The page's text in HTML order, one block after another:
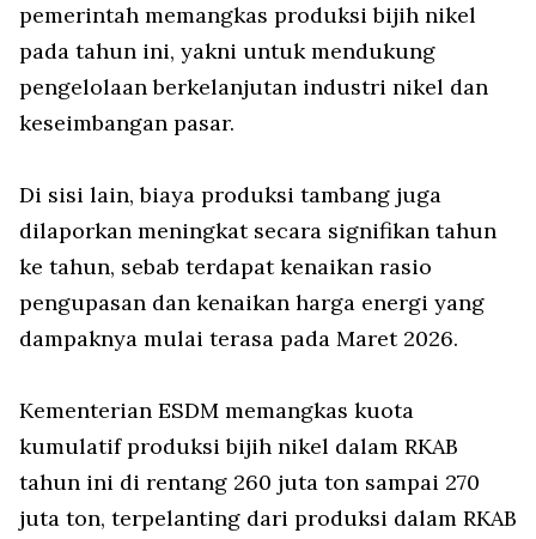
pemerintah memangkas produksi bijih nikel
pada tahun ini, yakni untuk mendukung
pengelolaan berkelanjutan industri nikel dan
keseimbangan pasar.
Di sisi lain, biaya produksi tambang juga
dilaporkan meningkat secara signifikan tahun
ke tahun, sebab terdapat kenaikan rasio
pengupasan dan kenaikan harga energi yang
dampaknya mulai terasa pada Maret 2026.
Kementerian ESDM memangkas kuota
kumulatif produksi bijih nikel dalam RKAB
tahun ini di rentang 260 juta ton sampai 270
juta ton, terpelanting dari produksi dalam RKAB